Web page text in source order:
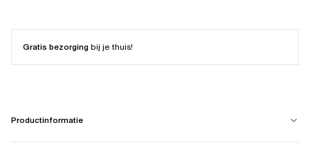
Gratis bezorgingbij je thuis!
Productinformatie